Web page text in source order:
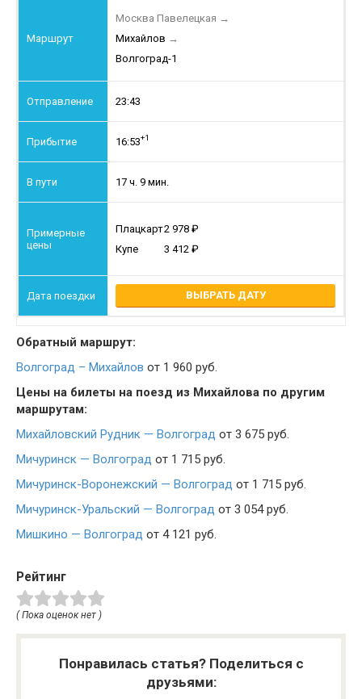
Москва Павелецкая →
Михайлов →
Волгоград-1
23:43
16:53+1
17 ч. 9 мин.
Плацкарт2 978
Купе
3 412
ВЫБРАТЬ ДАТУ
Обратный маршрут:
Волгоград – Михайлов от 1 960 руб.
Цены на билеты на поезд из Михайлова по другим
маршрутам:
Михайловский Рудник — Волгоград от 3 675 руб.
Мичуринск — Волгоград от 1 715 руб.
Мичуринск-Воронежский — Волгоград от 1 715 руб.
Мичуринск-Уральский — Волгоград от 3 054 руб.
Мишкино — Волгоград от 4 121 руб.
Рейтинг
( Пока оценок нет )
Понравилась статья? Поделиться с
друзьями: